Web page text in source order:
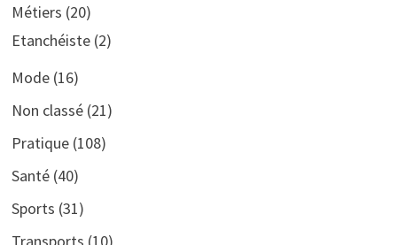
Métiers (20)
Etanchéiste(2)
Mode(16)
Non classé(21)
Pratique(108)
Santé(40)
Sports (31)
Transports (10)